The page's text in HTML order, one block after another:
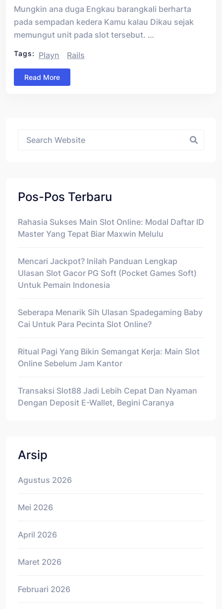
Mungkin ana duga Engkau barangkali berharta
pada sempadan kedera Kamu kalau Dikau sejak
memungut unit pada slot tersebut. …
Tags: Playn Rails
Read More
Pos-Pos Terbaru
Rahasia Sukses Main Slot Online: Modal Daftar ID
Master Yang Tepat Biar Maxwin Melulu
Mencari Jackpot? Inilah Panduan Lengkap
Ulasan Slot Gacor PG Soft (Pocket Games Soft)
Untuk Pemain Indonesia
Seberapa Menarik Sih Ulasan Spadegaming Baby
Cai Untuk Para Pecinta Slot Online?
Ritual Pagi Yang Bikin Semangat Kerja: Main Slot
Online Sebelum Jam Kantor
Transaksi Slot88 Jadi Lebih Cepat Dan Nyaman
Dengan Deposit E-Wallet, Begini Caranya
Arsip
Agustus 2026
Mei 2026
April 2026
Maret 2026
Februari 2026